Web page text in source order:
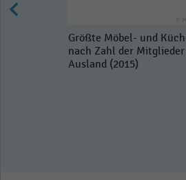
Größte Möbel- und
nach Zahl der
Ausland (2015)